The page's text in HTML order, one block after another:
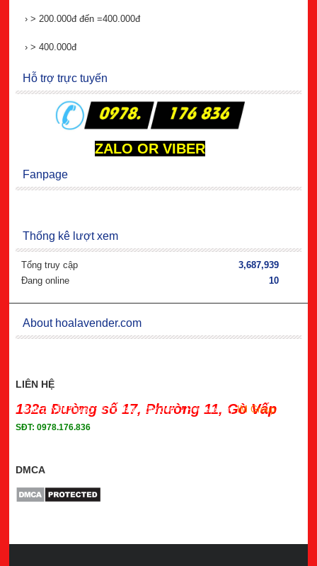
› > 200.000đ đến =400.000đ
› > 400.000đ
Hỗ trợ trực tuyến
ZALO OR VIBER
Fanpage
Thống kê lượt xem
Tổng truy cập
3,687,939
Đang online
10
About hoalavender.com
LIÊN HỆ
132a Đường số 17, Phường 11, Gò Vấp
SĐT: 0978.176.836
DMCA
Bản quyền thuộc về hoalavender.com- Powered byIM Group